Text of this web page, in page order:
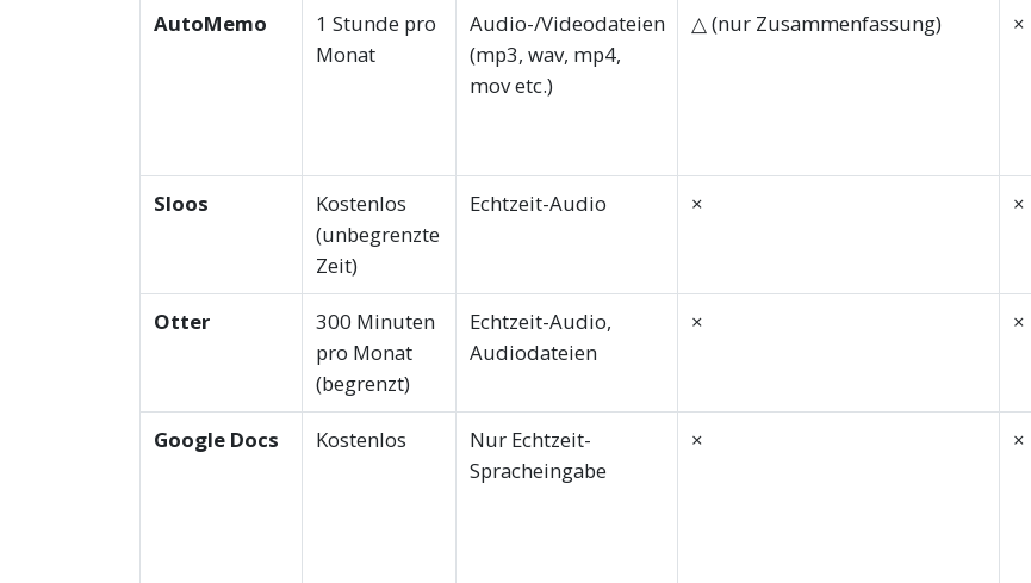
AutoMemo
1 Stunde pro
Monat
Audio-/Videodateien
(mp3, wav, mp4,
mov etc.)
△ (nur Zusammenfassung) ×
Sloos
Kostenlos
(unbegrenzte
Zeit)
Echtzeit-Audio × ×
Otter
300 Minuten
pro Monat
(begrenzt)
Echtzeit-Audio,
Audiodateien
× ×
Google Docs Kostenlos
Nur Echtzeit-
Spracheingabe
× ×